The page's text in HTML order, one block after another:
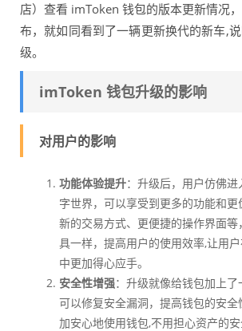
店）查看 imToken 钱包的版本更新情况
布，就如同看到了一辆更新换代的新车,
级。
imToken 钱包升级的影响
对用户的影响
功能体验提升：升级后，用户仿佛
字世界，可以享受到更多的功能和更
新的交易方式、更便捷的操作界面等
具一样，提高用户的使用效率,让用
中更加得心应手。
安全性增强：升级就像给钱包加上了
可以修复安全漏洞，提高钱包的安全
加安心地使用钱包,不用担心资产的安